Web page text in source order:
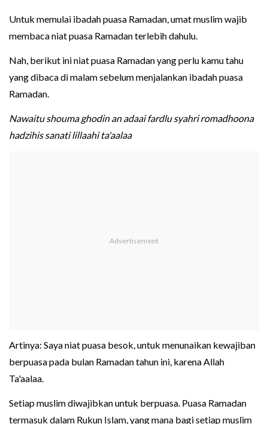
Untuk memulai ibadah puasa Ramadan, umat muslim wajib
membaca niat puasa Ramadan terlebih dahulu.
Nah, berikut ini niat puasa Ramadan yang perlu kamu tahu
yang dibaca di malam sebelum menjalankan ibadah puasa
Ramadan.
Nawaitu shouma ghodin an adaai fardlu syahri romadhoona
hadzihis sanati lillaahi ta'aalaa
Artinya: Saya niat puasa besok, untuk menunaikan kewajiban
berpuasa pada bulan Ramadan tahun ini, karena Allah
Ta'aalaa.
Setiap muslim diwajibkan untuk berpuasa. Puasa Ramadan
termasuk dalam Rukun Islam, yang mana bagi setiap muslim